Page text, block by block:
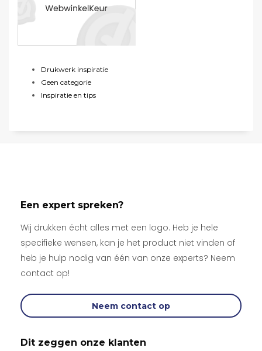
Drukwerk inspiratie
Geen categorie
Inspiratie en tips
Een expert spreken?
Wij drukken écht alles met een logo. Heb je hele
specifieke wensen, kan je het product niet vinden of
heb je hulp nodig van één van onze experts? Neem
contact op!
Neem contact op
Dit zeggen onze klanten